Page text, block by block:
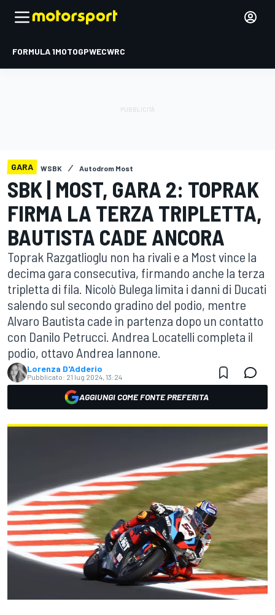
FORMULA 1MOTOGPWECWRC
GARA WSBK Autodrom Most
SBK | MOST, GARA 2: TOPRAK
FIRMA LA TERZA TRIPLETTA,
BAUTISTA CADE ANCORA
Toprak Razgatlioglu non ha rivali e a Most vince la
decima gara consecutiva, firmando anche la terza
tripletta di fila. Nicolò Bulega limita i danni di Ducati
salendo sul secondo gradino del podio, mentre
Alvaro Bautista cade in partenza dopo un contatto
con Danilo Petrucci. Andrea Locatelli completa il
podio, ottavo Andrea Iannone.
Lorenza D'Adderio
Pubblicato: 21 lug 2024, 13:24
AGGIUNGI COME FONTE PREFERITA